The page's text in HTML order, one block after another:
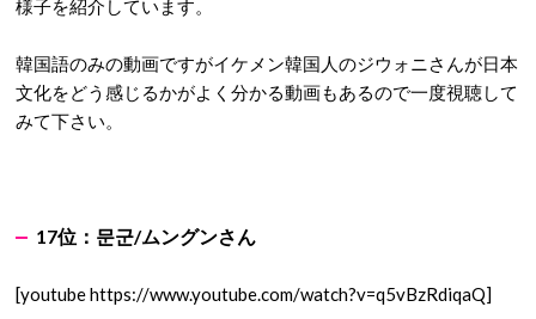
様子を紹介しています。
韓国語のみの動画ですがイケメン韓国人のジウォニさんが日本
文化をどう感じるかがよく分かる動画もあるので一度視聴して
みて下さい。
17位： 문군/ムングンさん
[youtube https://www.youtube.com/watch?v=q5vBzRdiqaQ]